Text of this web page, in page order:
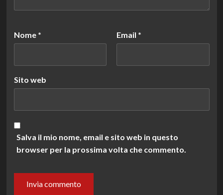
Nome * Email *
Sito web
Salva il mio nome, email e sito web in questo
browser per la prossima volta che commento.